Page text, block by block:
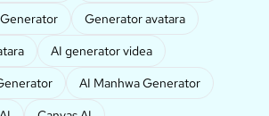
Generator avatara
AI generator videa
AI Manhwa Generator